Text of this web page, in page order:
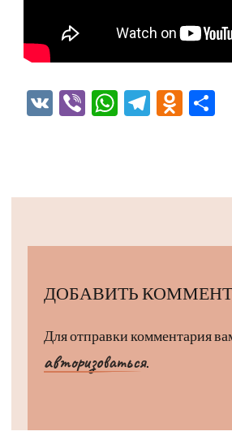
VK ViberWhatsApp
ДОБАВИТЬ
Для отправки комментария
авторизоваться.